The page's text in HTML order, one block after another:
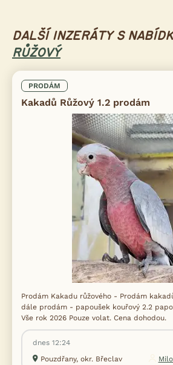
DALŠÍ INZERÁTY S
RŮŽOVÝ
PRODÁM
Kakadů Růžový 1.2 prodám
Prodám Kakadu růžového - Prodám
dále prodám - papoušek kouřový 2.2
Vše rok 2026 Pouze volat. Cena dohodou.
dnes 12:24
Pouzdřany, okr. Břeclav